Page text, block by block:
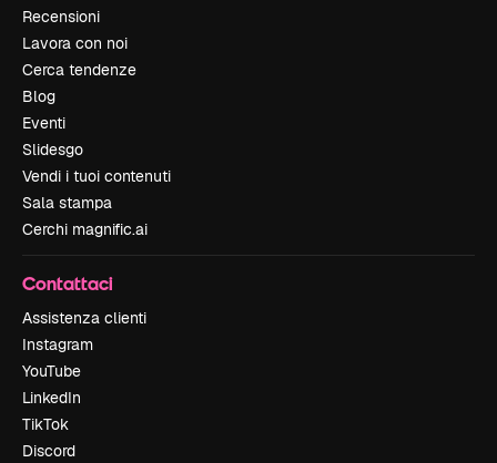
Recensioni
Lavora con noi
Cerca tendenze
Blog
Eventi
Slidesgo
Vendi i tuoi contenuti
Sala stampa
Cerchi magnific.ai
Contattaci
Assistenza clienti
Instagram
YouTube
LinkedIn
TikTok
Discord